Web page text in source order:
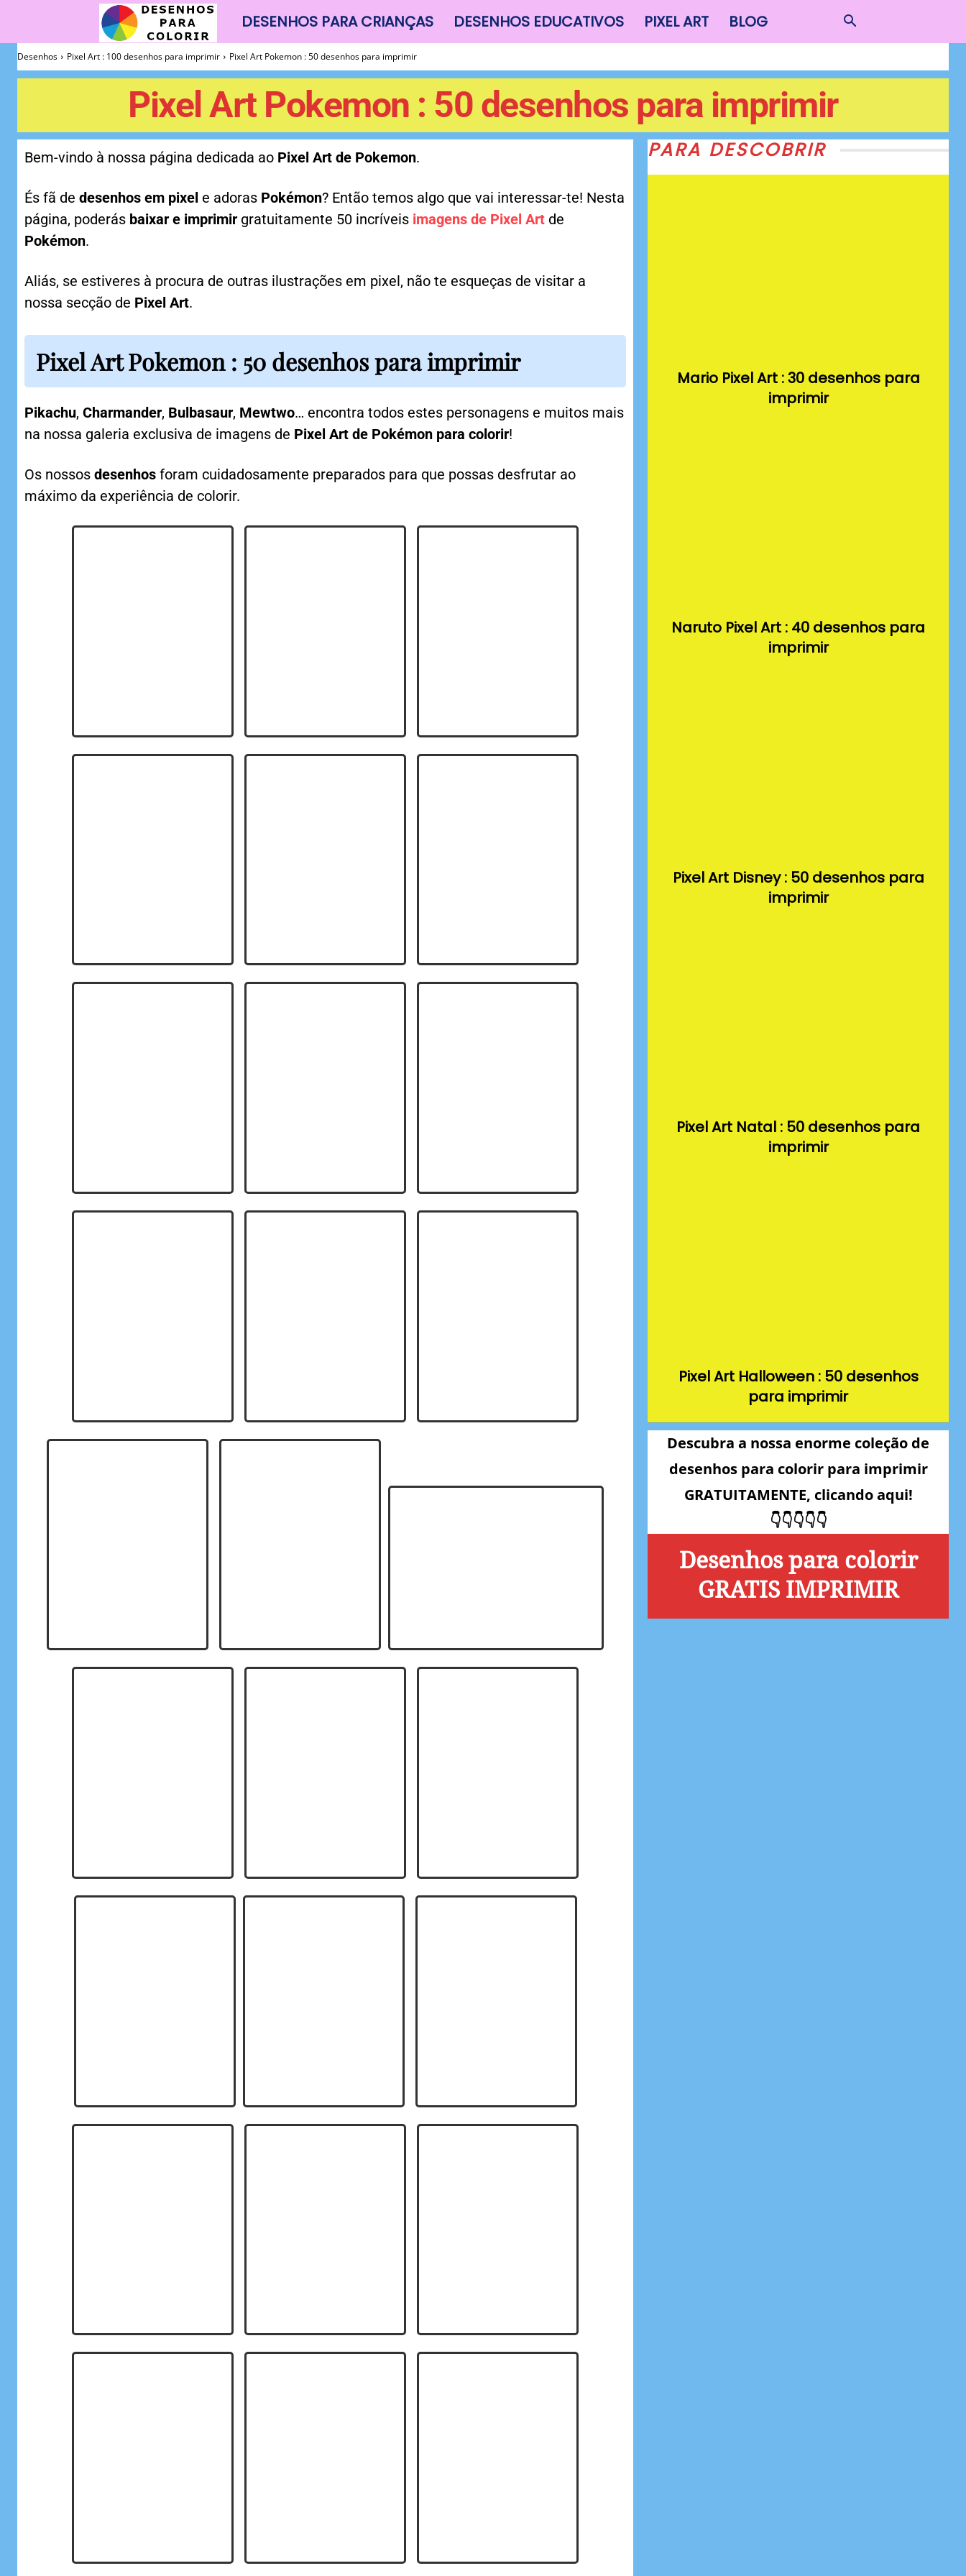
Desenhos
Para
Colorir
DESENHOS PARA CRIANÇAS DESENHOS EDUCATIVOS PIXEL ART BLOG
Desenhos Pixel Art : 100 desenhos para imprimir Pixel Art Pokemon : 50 desenhos para imprimir
Pixel Art Pokemon : 50 desenhos para imprimir
Bem-vindo à nossa página dedicada ao Pixel Art de Pokemon.
És fã de desenhos em pixel e adoras Pokémon? Então temos algo que vai interessar-te! Nesta
página, poderás baixar e imprimir gratuitamente 50 incríveis imagens de Pixel Art de
Pokémon.
Aliás, se estiveres à procura de outras ilustrações em pixel, não te esqueças de visitar a
nossa secção de Pixel Art.
Pixel Art Pokemon : 50 desenhos para imprimir
Pikachu, Charmander, Bulbasaur, Mewtwo… encontra todos estes personagens e muitos mais
na nossa galeria exclusiva de imagens de Pixel Art de Pokémon para colorir!
Os nossos desenhos foram cuidadosamente preparados para que possas desfrutar ao
máximo da experiência de colorir.
PARA DESCOBRIR
Mario Pixel Art : 30 desenhos para
imprimir
Naruto Pixel Art : 40 desenhos para
imprimir
Pixel Art Disney : 50 desenhos para
imprimir
Pixel Art Natal : 50 desenhos para
imprimir
Pixel Art Halloween : 50 desenhos
para imprimir
Descubra a nossa enorme coleção de
desenhos para colorir para imprimir
GRATUITAMENTE, clicando aqui!
👇👇👇👇👇
Desenhos para colorir
GRATIS IMPRIMIR